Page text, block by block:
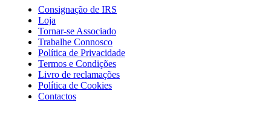
Consignação de IRS
Loja
Tornar-se Associado
Trabalhe Connosco
Política de Privacidade
Termos e Condições
Livro de reclamações
Política de Cookies
Contactos